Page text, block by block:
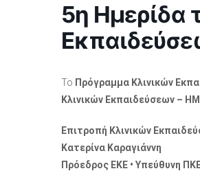
5η Ημερίδα
Το Πρόγραμμα Κλινικών
Κλινικών Εκπαιδεύσεων –
Επιτροπή Κλινικών
Κατερίνα Καραγιάννη
Πρόεδρος ΕΚΕ • Υπεύθυνη